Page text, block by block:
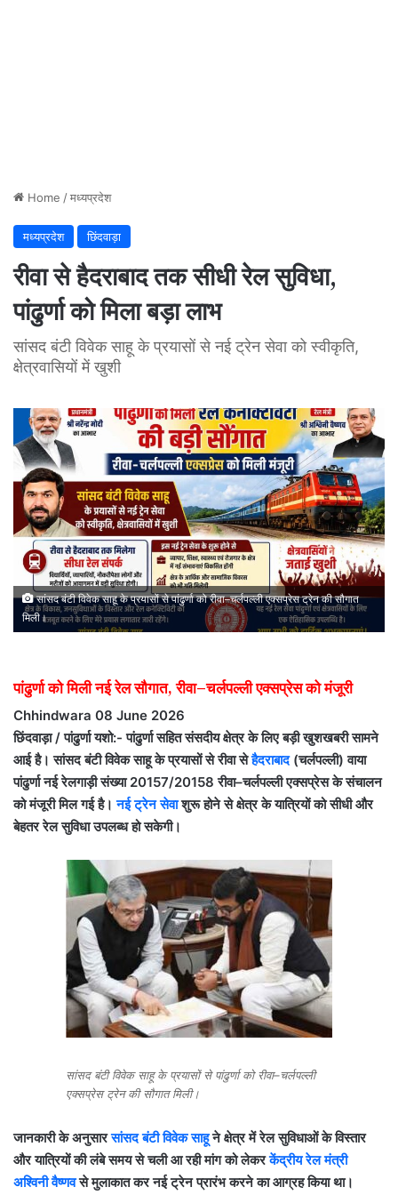
Home /मध्यप्रदेश
मध्यप्रदेश छिंदवाड़ा
रीवा से हैदराबाद तक सीधी रेल सुविधा,
पांढुर्णा को मिला बड़ा लाभ
सांसद बंटी विवेक साहू के प्रयासों से नई ट्रेन सेवा को स्वीकृति,
क्षेत्रवासियों में खुशी
सांसद बंटी विवेक साहू के प्रयासों से पांढुर्णा को रीवा–चर्लपल्ली एक्सप्रेस ट्रेन की सौगात
मिली।
पांढुर्णा को मिली नई रेल सौगात, रीवा–चर्लपल्ली एक्सप्रेस को मंजूरी
Chhindwara 08 June 2026
छिंदवाड़ा / पांढुर्णा यशो:- पांढुर्णा सहित संसदीय क्षेत्र के लिए बड़ी खुशखबरी सामने
आई है। सांसद बंटी विवेक साहू के प्रयासों से रीवा सेहैदराबाद(चर्लपल्ली) वाया
पांढुर्णा नई रेलगाड़ी संख्या 20157/20158 रीवा–चर्लपल्ली एक्सप्रेस के संचालन
को मंजूरी मिल गई है।नई ट्रेन सेवाशुरू होने से क्षेत्र के यात्रियों को सीधी और
बेहतर रेल सुविधा उपलब्ध हो सकेगी।
सांसद बंटी विवेक साहू के प्रयासों से पांढुर्णा को रीवा–चर्लपल्ली
एक्सप्रेस ट्रेन की सौगात मिली।
जानकारी के अनुसारसांसद बंटी विवेक साहूने क्षेत्र में रेल सुविधाओं के विस्तार
और यात्रियों की लंबे समय से चली आ रही मांग को लेकरकेंद्रीय रेल मंत्री
अश्विनी वैष्णवसे मुलाकात कर नई ट्रेन प्रारंभ करने का आग्रह किया था।